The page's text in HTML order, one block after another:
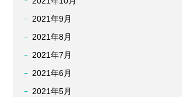
2021年9月
2021年8月
2021年7月
2021年6月
2021年5月